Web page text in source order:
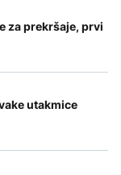
za prekršaje, prvi
utakmice